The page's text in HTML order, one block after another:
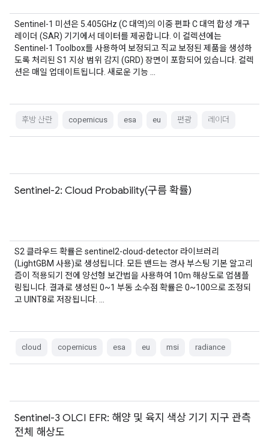
Sentinel-1 미션은 5.405GHz (C 대역)의 이중 편파 C 대역 합성 개구
레이더 (SAR) 기기에서 데이터를 제공합니다. 이 컬렉션에는
Sentinel-1 Toolbox를 사용하여 보정되고 직교 보정된 제품을 생성하
도록 처리된 S1 지상 범위 감지 (GRD) 장면이 포함되어 있습니다. 컬렉
션은 매일 업데이트됩니다. 새로운 기능 …
후방 산란 copernicus esa eu 편광 레이더
Sentinel-2: Cloud Probability(구름 확률)
S2 클라우드 확률은 sentinel2-cloud-detector 라이브러리
(LightGBM 사용)로 생성됩니다. 모든 밴드는 경사 부스팅 기본 알고리
즘이 적용되기 전에 양선형 보간법을 사용하여 10m 해상도로 업샘플
링됩니다. 결과로 생성된 0~1 부동 소수점 확률은 0~100으로 조정되
고 UINT8로 저장됩니다. …
cloud copernicus esa eu msi radiance
Sentinel-3 OLCI EFR: 해양 및 육지 색상 기기 지구 관측
전체 해상도